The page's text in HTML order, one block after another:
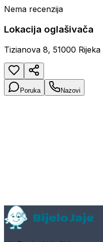
Nema recenzija
Lokacija oglašivača
Tizianova 8, 51000 Rijeka
Poruka Nazovi